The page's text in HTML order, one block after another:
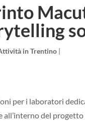
in Trentino |
per i laboratori
all’interno del